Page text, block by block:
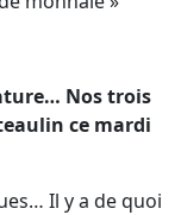
Nos trois
ce mardi
Il y a de quoi